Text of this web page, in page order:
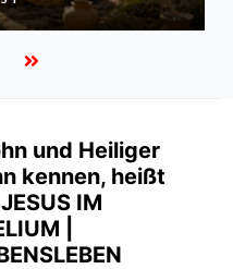
und Heiliger
kennen, heißt
IM
|